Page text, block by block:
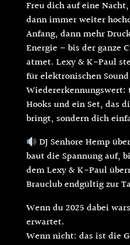
Freu dich auf eine
dann immer weiter
Anfang, dann mehr
Energie – bis der ganze
atmet. Lexy & K-Paul
für elektronischen
Wiedererkennungswert:
Hooks und ein Set, das
bringt, sondern dich
DJ Senhore Hemp
baut die Spannung auf,
dem Lexy & K-Paul
Brauclub endgültig zur
Wenn du 2025 dabei
erwartet.
Wenn nicht: das ist die